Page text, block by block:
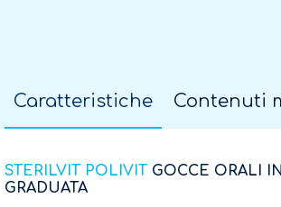
Caratteristiche
STERILVIT POLIVIT GOCCE ORALI
GRADUATA
Contenuti